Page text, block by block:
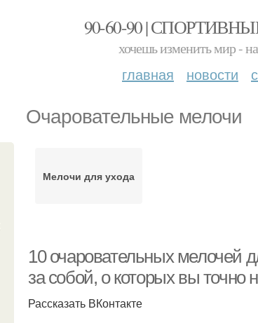
90-60-90 |
хочешь изменить мир -
главная новости
Очаровательные мелочи
Мелочи для ухода
10 очаровательных мелочей
за собой, о которых вы точно
Рассказать ВКонтакте